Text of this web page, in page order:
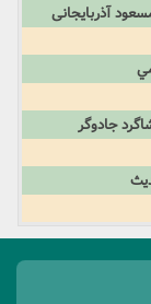
آذربایجانی
جادوگر